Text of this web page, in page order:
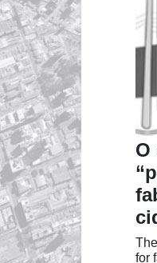
O
for